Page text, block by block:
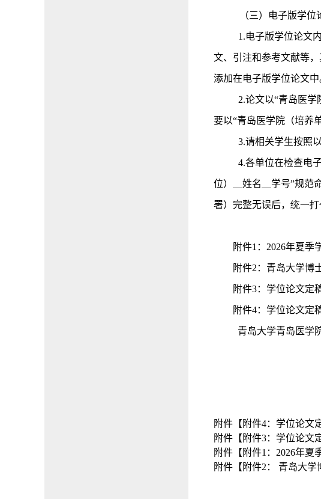
（三）电子版学位
1.电子版学位论文
文、引注和参考文献等
添加在电子版学位论文中
2.论文以“青岛医学
要以“青岛医学院（培养
3.请相关学生按照
4.各单位在检查电
位）＿姓名＿学号”规范
署）完整无误后， 统一打
附件1 ： 2026年夏季
附件2 ：青岛大学博
附件3：学位论文定
附件4：学位论文定
青岛大学青岛医学
附件【 附件4：学位论文
附件【 附件3：学位论文
附件【 附件1：2026年夏
附件【 附件2： 青岛大